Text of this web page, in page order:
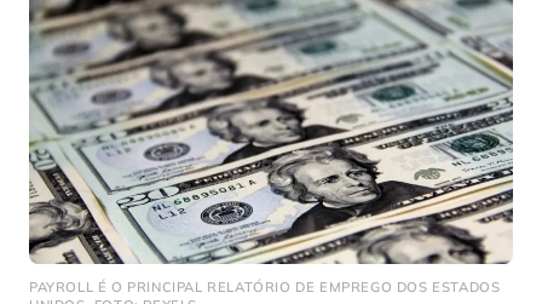
PAYROLL É O PRINCIPAL RELATÓRIO DE EMPREGO DOS ESTADOS